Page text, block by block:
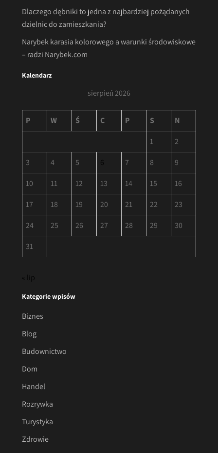
Dlaczego dębniki to jedna z najbardziej pożądanych
dzielnic do zamieszkania?
Narybek karasia kolorowego a warunki środowiskowe
– radzi Narybek.com
Kalendarz
sierpień 2026
P W Ś C P S N
1 2
3 4 5 6 7 8 9
10 11 12 13 14 15 16
17 18 19 20 21 22 23
24 25 26 27 28 29 30
31
« lip
Kategorie wpisów
Biznes
Blog
Budownictwo
Dom
Handel
Rozrywka
Turystyka
Zdrowie